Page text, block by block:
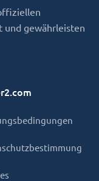
und gewährleisten